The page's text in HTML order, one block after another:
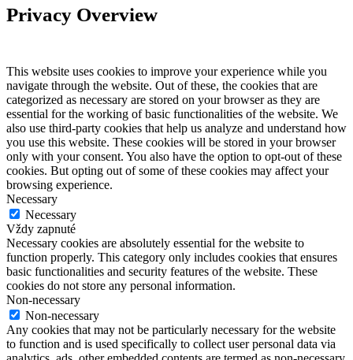
Privacy Overview
This website uses cookies to improve your experience while you
navigate through the website. Out of these, the cookies that are
categorized as necessary are stored on your browser as they are
essential for the working of basic functionalities of the website. We
also use third-party cookies that help us analyze and understand how
you use this website. These cookies will be stored in your browser
only with your consent. You also have the option to opt-out of these
cookies. But opting out of some of these cookies may affect your
browsing experience.
Necessary
Necessary
Vždy zapnuté
Necessary cookies are absolutely essential for the website to
function properly. This category only includes cookies that ensures
basic functionalities and security features of the website. These
cookies do not store any personal information.
Non-necessary
Non-necessary
Any cookies that may not be particularly necessary for the website
to function and is used specifically to collect user personal data via